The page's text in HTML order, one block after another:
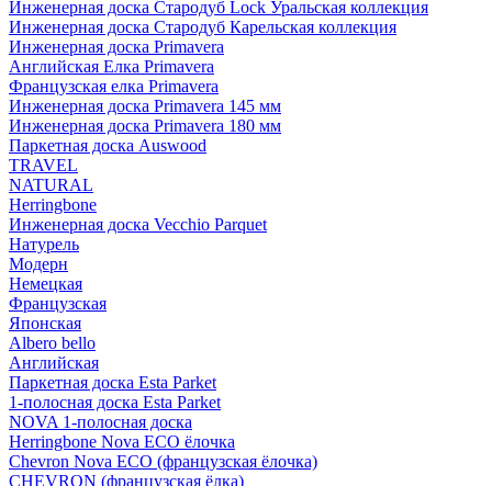
Инженерная доска Стародуб Lock Уральская коллекция
Инженерная доска Стародуб Карельская коллекция
Инженерная доска Primavera
Английская Елка Primavera
Французская елка Primavera
Инженерная доска Primavera 145 мм
Инженерная доска Primavera 180 мм
Паркетная доска Auswood
TRAVEL
NATURAL
Herringbone
Инженерная доска Vecchio Parquet
Натурель
Модерн
Немецкая
Французская
Японская
Albero bello
Английская
Паркетная доска Esta Parket
1-полосная доска Esta Parket
NOVA 1-полосная доска
Herringbone Nova ECO ёлочка
Chevron Nova ECO (французская ёлочка)
CHEVRON (французская ёлка)